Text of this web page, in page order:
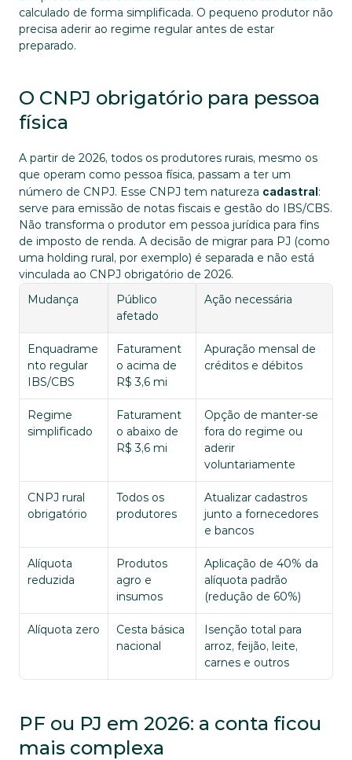
calculado de forma simplificada. O pequeno produtor não
precisa aderir ao regime regular antes de estar
preparado.
O CNPJ obrigatório para pessoa
física
A partir de 2026, todos os produtores rurais, mesmo os
que operam como pessoa física, passam a ter um
número de CNPJ. Esse CNPJ tem natureza cadastral:
serve para emissão de notas fiscais e gestão do IBS/CBS.
Não transforma o produtor em pessoa jurídica para fins
de imposto de renda. A decisão de migrar para PJ (como
uma holding rural, por exemplo) é separada e não está
vinculada ao CNPJ obrigatório de 2026.
Mudança
Público
afetado
Ação necessária
Enquadrame
nto regular
IBS/CBS
Faturament
o acima de
R$ 3,6 mi
Apuração mensal de
créditos e débitos
Regime
simplificado
Faturament
o abaixo de
R$ 3,6 mi
Opção de manter-se
fora do regime ou
aderir
voluntariamente
CNPJ rural
obrigatório
Todos os
produtores
Atualizar cadastros
junto a fornecedores
e bancos
Alíquota
reduzida
Produtos
agro e
insumos
Aplicação de 40% da
alíquota padrão
(redução de 60%)
Alíquota zero
Cesta básica
nacional
Isenção total para
arroz, feijão, leite,
carnes e outros
PF ou PJ em 2026: a conta ficou
mais complexa